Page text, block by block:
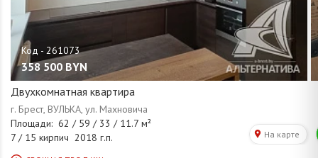
358 500 BYN
Двухкомнатная квартира